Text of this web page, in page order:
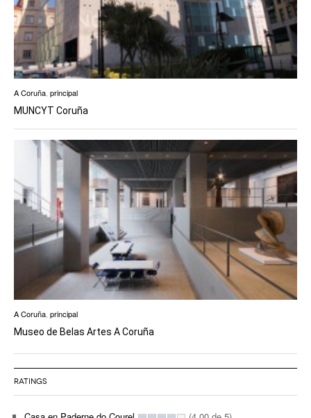
A Coruña principal
MUNCYT Coruña
A Coruña, principal
Museo de Belas Artes A Coruña
RATINGS